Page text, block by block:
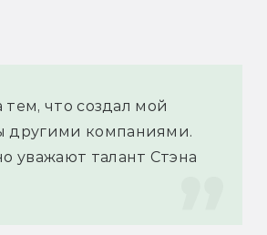
что создал мой
другими компаниями.
уважают талант Стэна